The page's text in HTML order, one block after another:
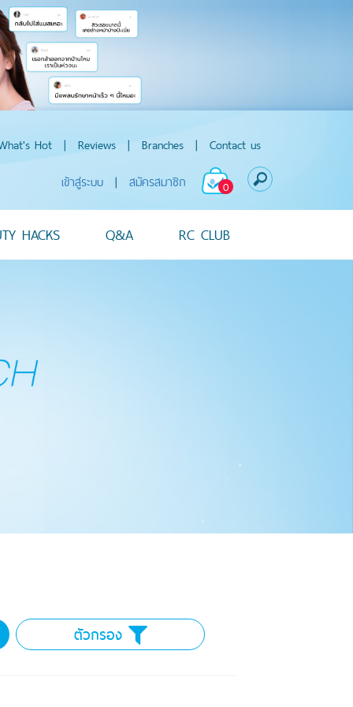
Hot | Reviews | Branches | Contact us
0
เข้าสู่ระบบ | สมัครสมาชิก
HACKS Q&A RC CLUB
ตัวกรอง